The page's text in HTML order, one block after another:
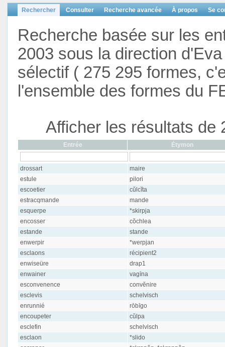
Rechercher Consulter Recherche avancée À propos Se
Recherche basée sur les
2003 sous la direction
sélectif ( 275 295 formes,
l'ensemble des formes du
Afficher les résultats de
Entrée Étymon
drossart
maire
estule
pilori
escoetier
cŭlcĭta
estracqmande
mande
esquerpe
*skirpja
encosser
cŏchlea
estande
stande
enwerpir
*werpjan
esclaons
récipient2
enwiseüre
drap1
enwainer
vagīna
esconvenence
convĕnire
esclevis
schelvisch
enrunnié
rōbīgo
encoupeter
cŭlpa
esclefin
schelvisch
esclaon
*slido